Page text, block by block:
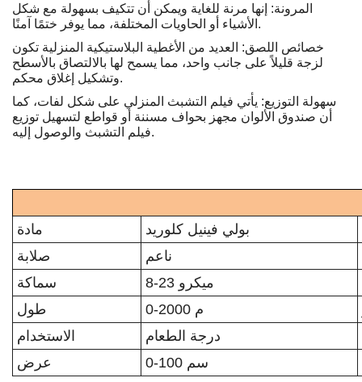
المرونة: إنها مرنة للغاية ويمكن أن تتكيف بسهولة مع شكل
الأشياء أو الحاويات المختلفة، مما يوفر ختمًا آمنًا.
خصائص اللصق: العديد من الأغطية البلاستيكية المنزلية تكون
لزجة قليلاً على جانب واحد، مما يسمح لها بالالتصاق بالأسطح
وتشكيل إغلاق محكم.
سهولة التوزيع: يأتي فيلم التشبث المنزلي على شكل لفات، كما
أن صندوق الألوان مجهز بحواف مسننة أو قواطع لتسهيل توزيع
فيلم التشبث والوصول إليه.
مادة
بولي فينيل كلوريد
صلابة
ناعم
سماكة
8-23 ميكرو
طول
0-2000 م
الاستخدام
درجة الطعام
عرض
0-100 سم